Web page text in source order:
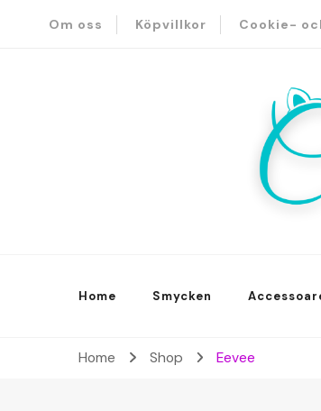
Om oss Köpvillkor Cookie-
Cute
Home Smycken
Home Shop Eevee